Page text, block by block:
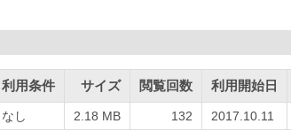
利用条件 サイズ 閲覧回数 利用開始日
なし 2.18 MB 132 2017.10.11